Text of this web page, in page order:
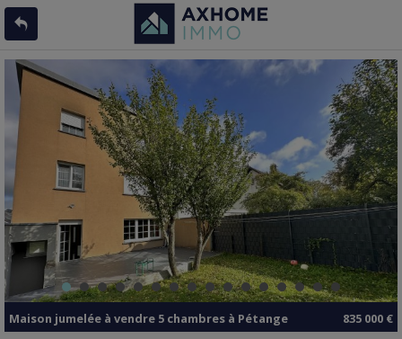
835 000 €
Maison jumelée à vendre 5 chambres à Pétange